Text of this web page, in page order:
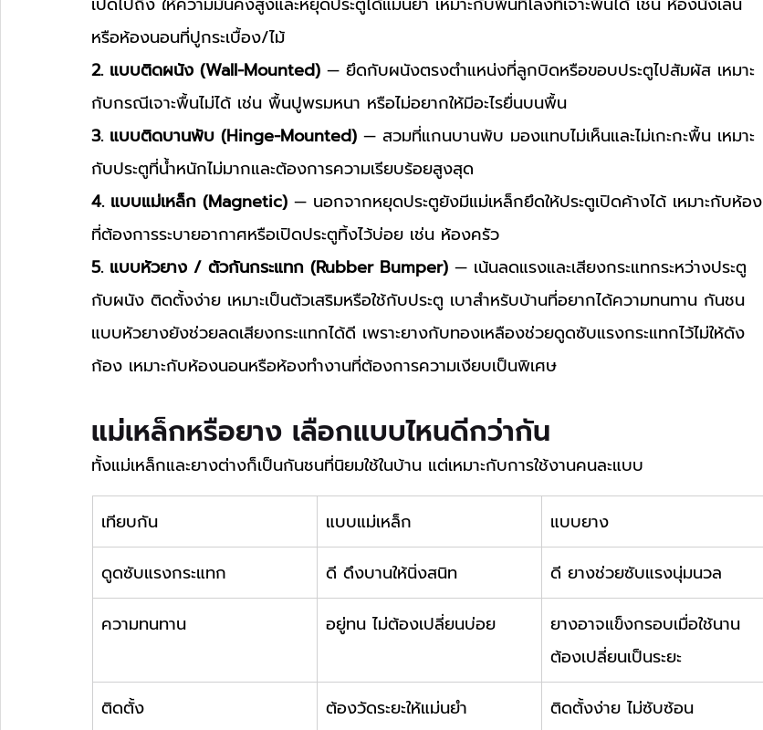
หรือห้องนอนที่ปูกระเบื้อง/ไม้
2. แบบติดผนัง (Wall-Mounted) — ยึดกับผนังตรงตำแหน่งที่ลูกบิดหรือขอบประตูไปสัมผัส เหมาะ
กับกรณีเจาะพื้นไม่ได้ เช่น พื้นปูพรมหนา หรือไม่อยากให้มีอะไรยื่นบนพื้น
3. แบบติดบานพับ (Hinge-Mounted) — สวมที่แกนบานพับ มองแทบไม่เห็นและไม่เกะกะพื้น เหมาะ
กับประตูที่น้ำหนักไม่มากและต้องการความเรียบร้อยสูงสุด
4. แบบแม่เหล็ก (Magnetic) — นอกจากหยุดประตูยังมีแม่เหล็กยึดให้ประตูเปิดค้างได้ เหมาะกับห้อง
ที่ต้องการระบายอากาศหรือเปิดประตูทิ้งไว้บ่อย เช่น ห้องครัว
5. แบบหัวยาง / ตัวกันกระแทก (Rubber Bumper) — เน้นลดแรงและเสียงกระแทกระหว่างประตู
กับผนัง ติดตั้งง่าย เหมาะเป็นตัวเสริมหรือใช้กับประตู เบาสำหรับบ้านที่อยากได้ความทนทาน กันชน
แบบหัวยางยังช่วยลดเสียงกระแทกได้ดี เพราะยางกับทองเหลืองช่วยดูดซับแรงกระแทกไว้ไม่ให้ดัง
ก้อง เหมาะกับห้องนอนหรือห้องทำงานที่ต้องการความเงียบเป็นพิเศษ
แม่เหล็กหรือยาง เลือกแบบไหนดีกว่ากัน
ทั้งแม่เหล็กและยางต่างก็เป็นกันชนที่นิยมใช้ในบ้าน แต่เหมาะกับการใช้งานคนละแบบ
เทียบกัน แบบแม่เหล็ก
แบบยาง
ดูดซับแรงกระแทก
ดี ดึงบานให้นิ่งสนิท
ดี ยางช่วยซับแรงนุ่มนวล
ความทนทาน
อยู่ทน ไม่ต้องเปลี่ยนบ่อย
ยางอาจแข็งกรอบเมื่อใช้นาน
ต้องเปลี่ยนเป็นระยะ
ติดตั้ง
ต้องวัดระยะให้แม่นยำ
ติดตั้งง่าย ไม่ซับซ้อน